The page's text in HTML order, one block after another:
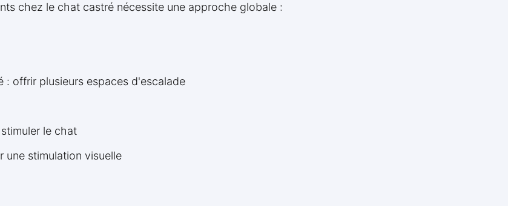
chez le chat castré nécessite une approche globale :
: offrir plusieurs espaces d'escalade
le chat
une stimulation visuelle